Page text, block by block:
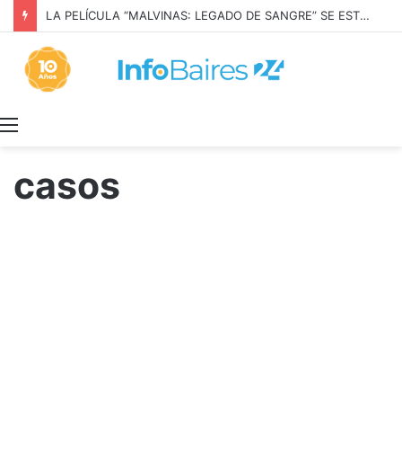
casos